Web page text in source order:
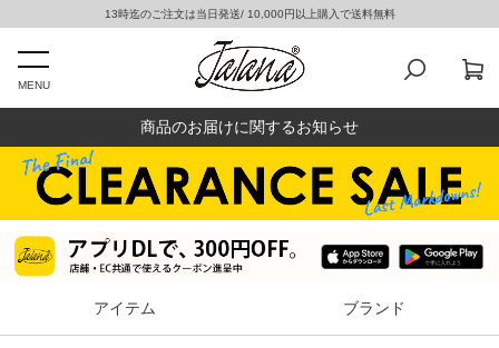
13時迄のご注文は当日発送/ 10,000円以上購入で送料無料
MENU
商品のお届けに関するお知らせ
アイテム ブランド